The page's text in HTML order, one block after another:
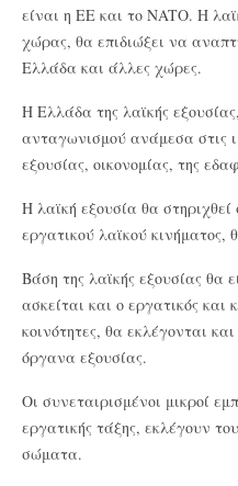
είναι η EE και το NATO. H
χώρας, θα επιδιώξει να
Ελλάδα και άλλες χώρες.
Η Ελλάδα της λαϊκής
ανταγωνισμού ανάμεσα στις
εξουσίας, οικονομίας, της
Η λαϊκή εξουσία θα
εργατικού λαϊκού κινήματος,
Βάση της λαϊκής εξουσίας θα
ασκείται και ο εργατικός και
κοινότητες, θα εκλέγονται
όργανα εξουσίας.
Οι συνεταιρισμένοι μικροί
εργατικής τάξης, εκλέγουν
σώματα.